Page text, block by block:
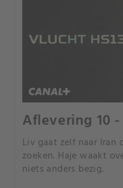
Aflevering 10
Liv gaat zelf naar Iran
zoeken. Haje waakt
niets anders bezig.